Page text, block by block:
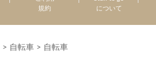
規約
について
> 自転車 > 自転車